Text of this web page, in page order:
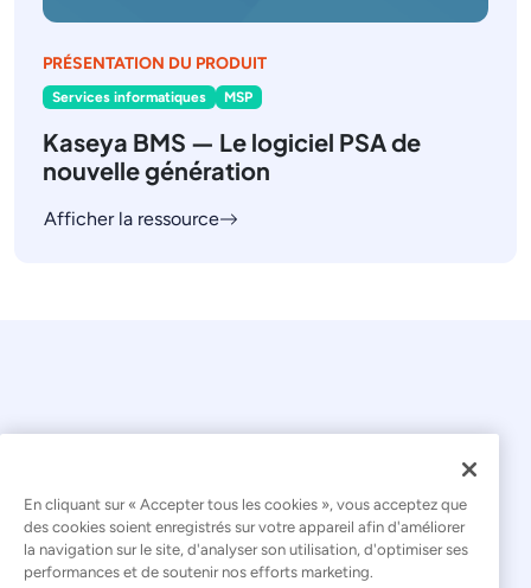
PRÉSENTATION DU PRODUIT
Services informatiques MSP
Kaseya BMS — Le logiciel PSA de
nouvelle génération
Afficher la ressource
© 2026 Kaseya. Tous droits réservés.
Français
En cliquant sur « Accepter tous les cookies », vous acceptez que
des cookies soient enregistrés sur votre appareil afin d'améliorer
la navigation sur le site, d'analyser son utilisation, d'optimiser ses
performances et de soutenir nos efforts marketing.